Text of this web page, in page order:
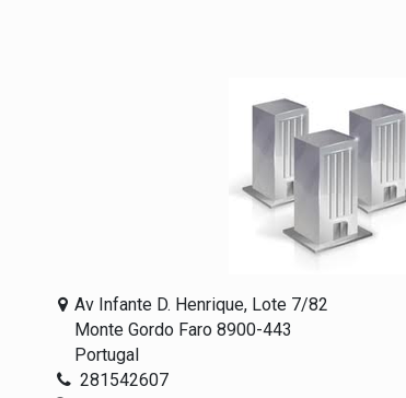
Av Infante D. Henrique, Lote 7/82
Monte Gordo Faro 8900-443
Portugal
281542607